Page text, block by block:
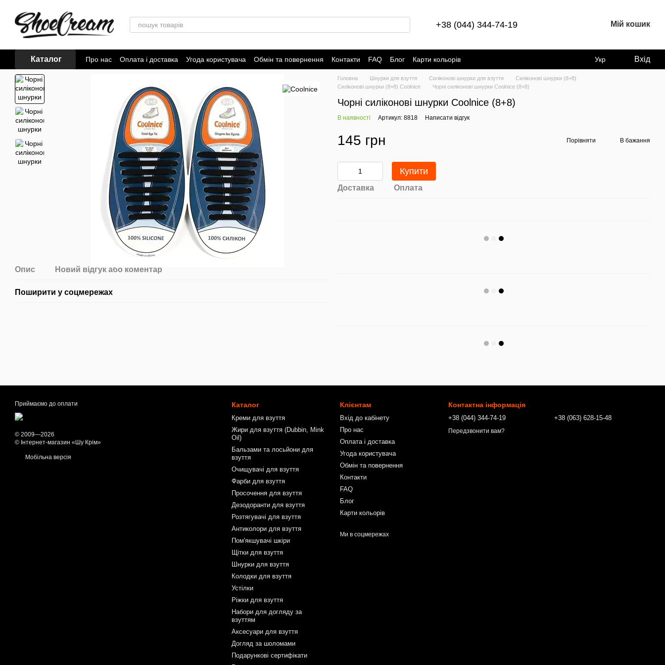
+38 (044) 344-74-19 Мій кошик
Каталог Про нас Оплата і доставка Угода користувача Обмін та повернення Контакти FAQ Блог Карти кольорів Укр Вхід
Опис Новий відгук або коментар
Поширити у соцмережах
Головна Шнурки для взуття Силіконові шнурки для взуття
Силіконові шнурки (8+8)
Силіконові шнурки (8+8) Coolnice
Чорні силіконові шнурки Coolnice (8+8)
Чорні силіконові шнурки Coolnice (8+8)
В наявності Артикул: 8818 Написати відгук
145 грн Порівняти В бажання
Купити
Доставка Оплата
Приймаємо до оплати
© 2009—2026
© Інтернет-магазин «Шу Крім»
Мобільна версія
Каталог
Креми для взуття
Жири для взуття (Dubbin, Mink
Oil)
Бальзами та лосьйони для
взуття
Очищувачі для взуття
Фарби для взуття
Просочення для взуття
Дезодоранти для взуття
Розтягувачі для взуття
Антиколори для взуття
Пом'якшувачі шкіри
Щітки для взуття
Шнурки для взуття
Колодки для взуття
Устілки
Ріжки для взуття
Набори для догляду за
взуттям
Аксесуари для взуття
Догляд за шоломами
Подарункові сертифікати
Клієнтам
Вхід до кабінету
Про нас
Оплата і доставка
Угода користувача
Обмін та повернення
Контакти
FAQ
Блог
Карти кольорів
Ми в соцмережах
Контактна інформація
+38 (044) 344-74-19
Передзвонити вам?
+38 (063) 628-15-48